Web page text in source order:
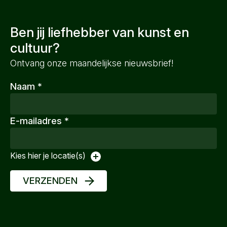
Ben jij liefhebber van kunst en
cultuur?
Ontvang onze maandelijkse nieuwsbrief!
Naam *
E-mailadres *
Kies hier je locatie(s)
VERZENDEN